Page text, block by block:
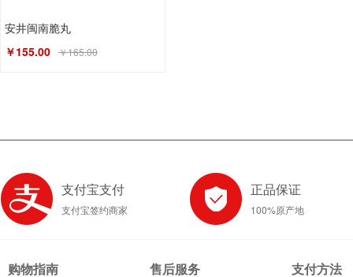
安井闽南脆丸
￥155.00 ￥165.00
支付宝支付
支付宝签约商家
正品保证
100%原产地
购物指南 售后服务 支付方法